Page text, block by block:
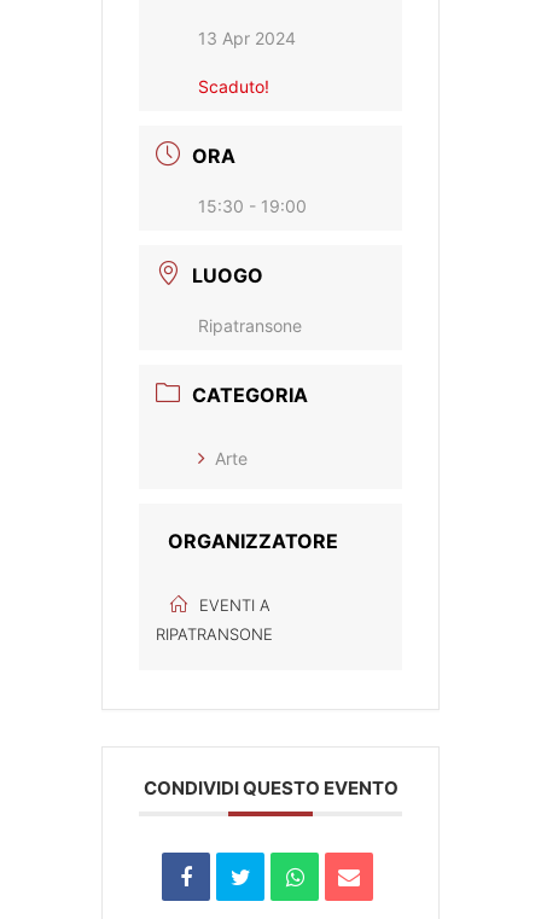
13 Apr 2024
Scaduto!
ORA
15:30 - 19:00
LUOGO
Ripatransone
CATEGORIA
Arte
ORGANIZZATORE
EVENTI A
RIPATRANSONE
CONDIVIDI QUESTO EVENTO